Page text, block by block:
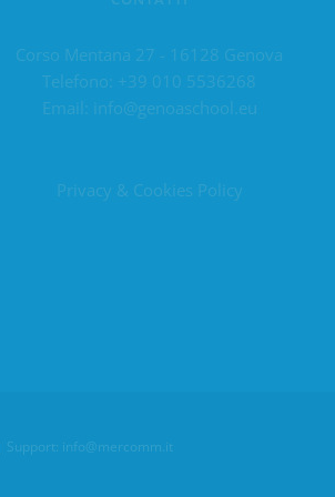
Corso Mentana 27 - 16128 Genova
Telefono: +39 010 5536268
Email:
info@genoaschool.eu
Privacy & Cookies Policy
| Support: info@mercomm.it